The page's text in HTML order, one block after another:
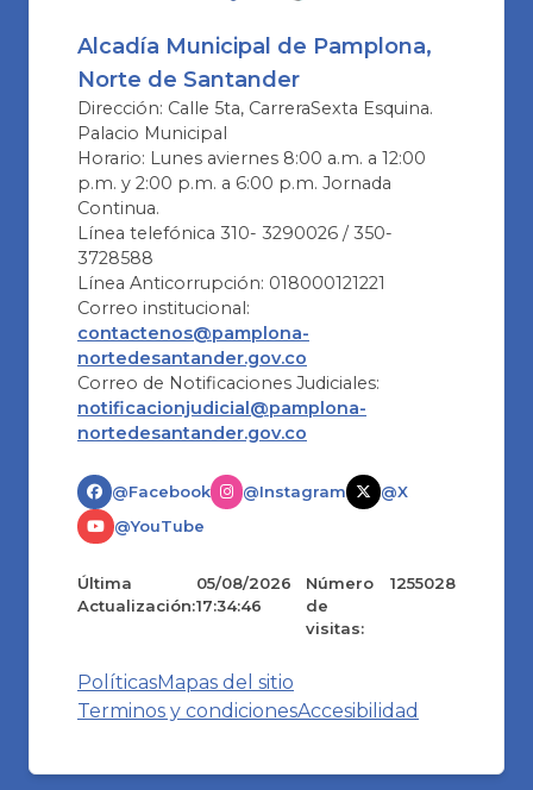
Alcadía Municipal de Pamplona,
Norte de Santander
Dirección: Calle 5ta, CarreraSexta Esquina.
Palacio Municipal
Horario: Lunes aviernes 8:00 a.m. a 12:00
p.m. y 2:00 p.m. a 6:00 p.m. Jornada
Continua.
Línea telefónica 310- 3290026 / 350-
3728588
Línea Anticorrupción: 018000121221
Correo institucional:
contactenos@pamplona-
nortedesantander.gov.co
Correo de Notificaciones Judiciales:
notificacionjudicial@pamplona-
nortedesantander.gov.co
@Facebook @Instagram
@X
@YouTube
Última
Actualización:
05/08/2026
17:34:46
Número
de
visitas:
1255028
PolíticasMapas del sitio
Terminos y condicionesAccesibilidad